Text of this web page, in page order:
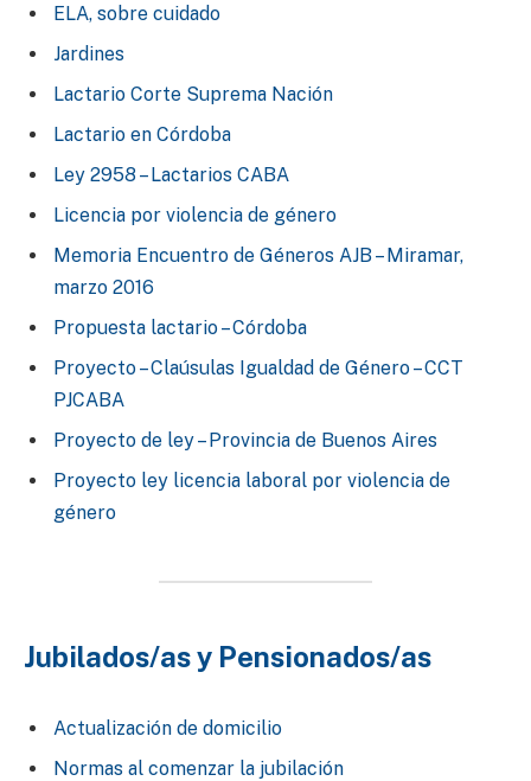
ELA, sobre cuidado
Jardines
Lactario Corte Suprema Nación
Lactario en Córdoba
Ley 2958 – Lactarios CABA
Licencia por violencia de género
Memoria Encuentro de Géneros AJB – Miramar,
marzo 2016
Propuesta lactario – Córdoba
Proyecto – Claúsulas Igualdad de Género – CCT
PJCABA
Proyecto de ley – Provincia de Buenos Aires
Proyecto ley licencia laboral por violencia de
género
Jubilados/as y Pensionados/as
Actualización de domicilio
Normas al comenzar la jubilación